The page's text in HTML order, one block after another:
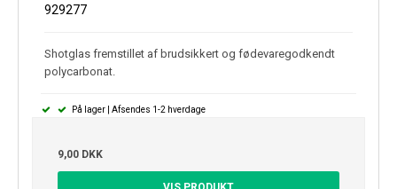
929277
Shotglas fremstillet af brudsikkert og fødevaregodkendt
polycarbonat.
På lager | Afsendes 1-2 hverdage
9,00 DKK